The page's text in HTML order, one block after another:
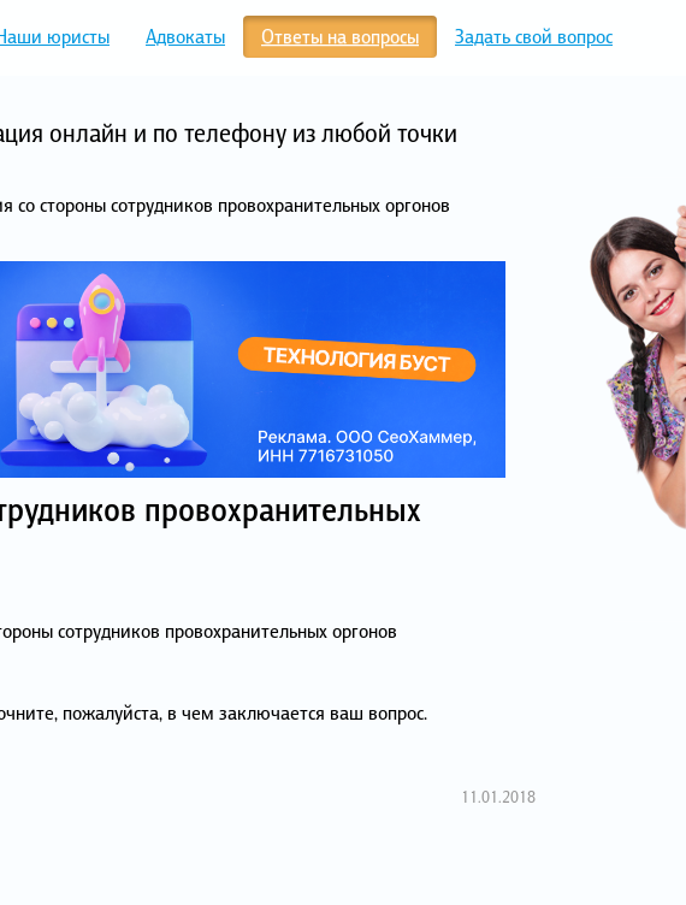
юристы Адвокаты Ответы на вопросы Задать свой вопрос
онлайн и по телефону из любой точки
со стороны сотрудников провохранительных оргонов
провохранительных
сотрудников провохранительных оргонов
пожалуйста, в чем заключается ваш вопрос.
11.01.2018